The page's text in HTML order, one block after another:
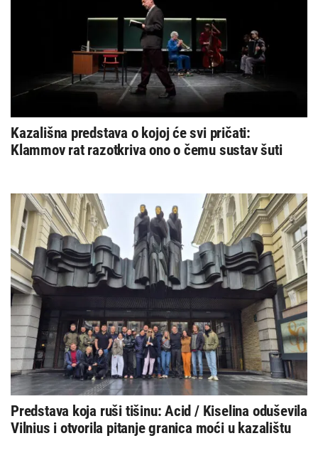
Kazališna predstava o kojoj će svi pričati:
Klammov rat razotkriva ono o čemu sustav šuti
Predstava koja ruši tišinu: Acid / Kiselina oduševila
Vilnius i otvorila pitanje granica moći u kazalištu